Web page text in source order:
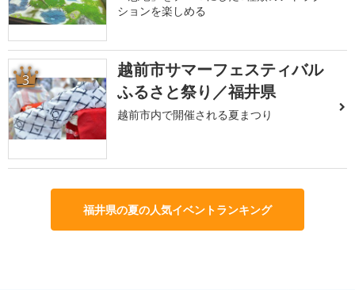
ションを楽しめる
3
越前市サマーフェスティバル
ふるさと祭り／福井県
越前市内で開催される夏まつり
福井県の夏の人気イベントランキング